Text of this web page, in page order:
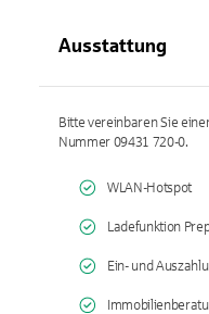
Ausstattung
Bitte vereinbaren Sie
Nummer 09431 720-0.
WLAN-Hotspot
Ladefunktion
Ein- und